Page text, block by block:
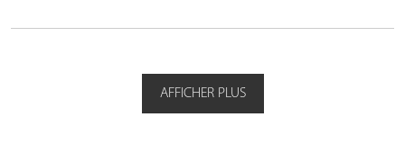
AFFICHER PLUS